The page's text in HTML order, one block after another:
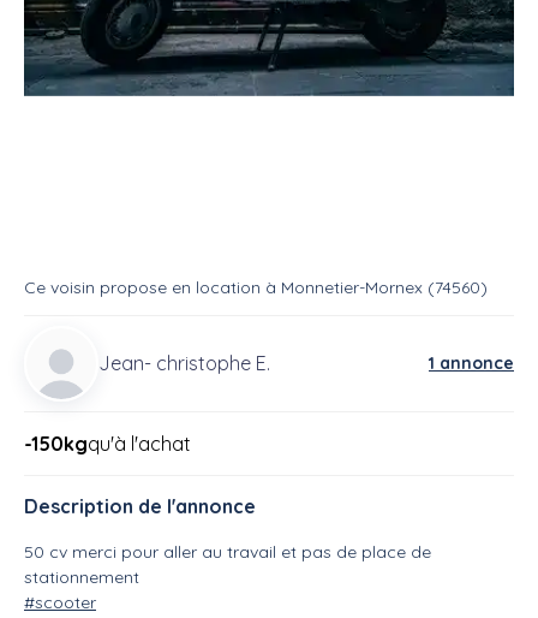
Ce voisin propose en location à Monnetier-Mornex (74560)
Jean- christophe E. 1 annonce
-150kgqu'à l'achat
Description de l'annonce
50 cv merci pour aller au travail et pas de place de
stationnement
#scooter